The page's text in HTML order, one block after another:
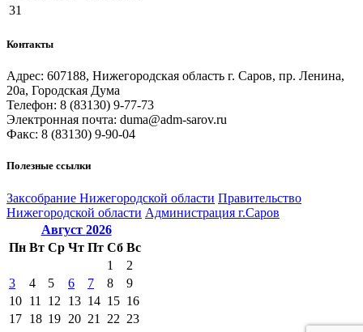
31
Контакты
Адрес: 607188, Нижегородская область г. Саров, пр. Ленина,
20а, Городская Дума
Телефон: 8 (83130) 9-77-73
Электронная почта: duma@adm-sarov.ru
Факс: 8 (83130) 9-90-04
Полезные ссылки
Закcобрание Нижегородской области Правительство
Нижегородской области Администрация г.Саров
Август 2026
Пн Вт Ср Чт Пт Сб Вс
1
2
3
4 5 6 7 8
9
10 11 12 13 14 15 16
17 18 19 20 21 22 23